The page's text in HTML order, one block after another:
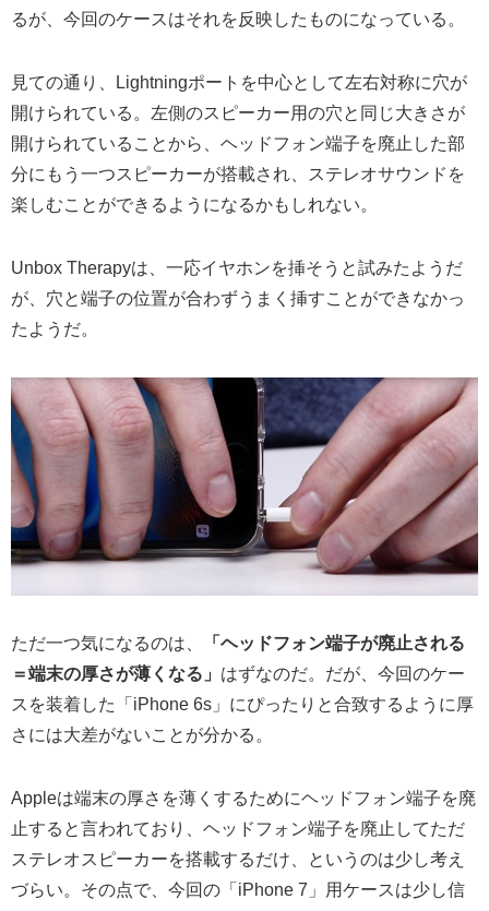
るが、今回のケースはそれを反映したものになっている。
見ての通り、Lightningポートを中心として左右対称に穴が
開けられている。左側のスピーカー用の穴と同じ大きさが
開けられていることから、ヘッドフォン端子を廃止した部
分にもう一つスピーカーが搭載され、ステレオサウンドを
楽しむことができるようになるかもしれない。
Unbox Therapyは、一応イヤホンを挿そうと試みたようだ
が、穴と端子の位置が合わずうまく挿すことができなかっ
たようだ。
ただ一つ気になるのは、
「ヘッドフォン端子が廃止される
＝端末の厚さが薄くなる」 はずなのだ。だが、今回のケー
スを装着した「iPhone 6s」にぴったりと合致するように厚
さには大差がないことが分かる。
Appleは端末の厚さを薄くするためにヘッドフォン端子を廃
止すると言われており、ヘッドフォン端子を廃止してただ
ステレオスピーカーを搭載するだけ、というのは少し考え
づらい。その点で、今回の「iPhone 7」用ケースは少し信